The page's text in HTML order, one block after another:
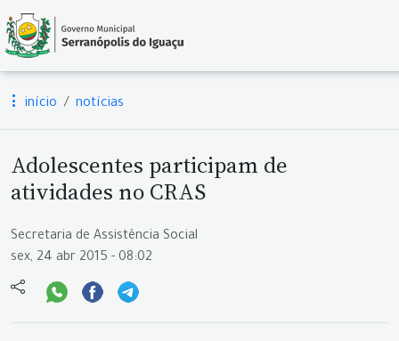
início notícias
Adolescentes participam de
atividades no CRAS
Secretaria de Assistência Social
sex, 24 abr 2015 - 08:02